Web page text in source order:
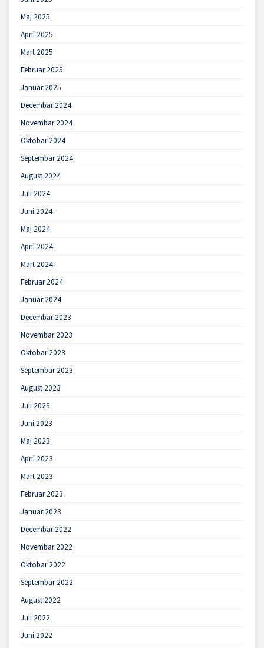
Maj 2025
April 2025
Mart 2025
Februar 2025
Januar 2025
Decembar 2024
Novembar 2024
Oktobar 2024
Septembar 2024
August 2024
Juli 2024
Juni 2024
Maj 2024
April 2024
Mart 2024
Februar 2024
Januar 2024
Decembar 2023
Novembar 2023
Oktobar 2023
Septembar 2023
August 2023
Juli 2023
Juni 2023
Maj 2023
April 2023
Mart 2023
Februar 2023
Januar 2023
Decembar 2022
Novembar 2022
Oktobar 2022
Septembar 2022
August 2022
Juli 2022
Juni 2022